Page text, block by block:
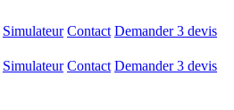
Simulateur Contact Demander 3 devis
Simulateur Contact Demander 3 devis